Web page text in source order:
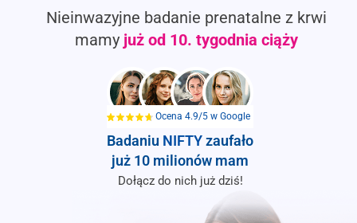
Nieinwazyjne badanie prenatalne z krwi
mamy już od 10. tygodnia ciąży
Ocena 4.9/5 w Google
Badaniu NIFTYzaufało
już 10 milionów mam
Dołącz do nich już dziś!